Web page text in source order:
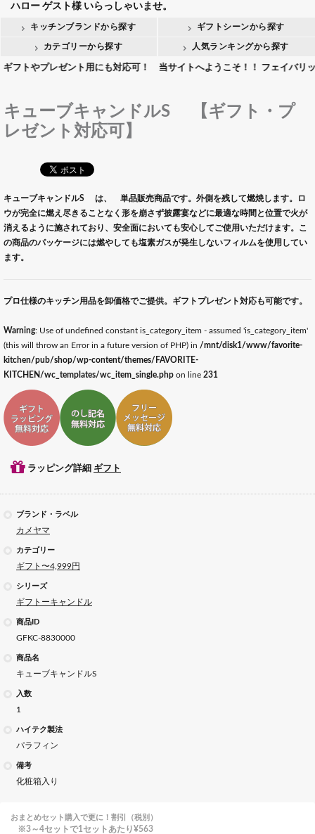
ハロー ゲスト様いらっしゃいませ。
キッチンブランドから探す ギフトシーンから探す
カテゴリーから探す 人気ランキングから探す
やプレゼント用にも対応可！ 当サイトへようこそ！！ フェイバリッ
キューブキャンドルS 【ギフト・プ
レゼント対応可】
キューブキャンドルS は、 単品販売商品です。外側を残して燃焼します。ロ
ウが完全に燃え尽きることなく形を崩さず披露宴などに最適な時間と位置で火が
消えるように施されており、安全面においても安心してご使用いただけます。こ
の商品のパッケージには燃やしても塩素ガスが発生しないフィルムを使用してい
ます。
プロ仕様のキッチン用品を卸価格でご提供。ギフトプレゼント対応も可能です。
Warning: Use of undefined constant is_category_item - assumed 'is_category_item'
(this will throw an Error in a future version of PHP) in /mnt/disk1/www/favorite-
kitchen/pub/shop/wp-content/themes/FAVORITE-
KITCHEN/wc_templates/wc_item_single.php on line 231
ギフトラッピング対応ギフトのし記名対応
ラッピング詳細 ギフト
ブランド・ラベル
カメヤマ
カテゴリー
ギフト〜4,999円
シリーズ
ギフトーキャンドル
商品ID
GFKC-8830000
商品名
キューブキャンドルS
入数
1
ハイテク製法
パラフィン
備考
化粧箱入り
おまとめセット購入で更に！割引（税別）
3～4セットで1セットあたり¥563